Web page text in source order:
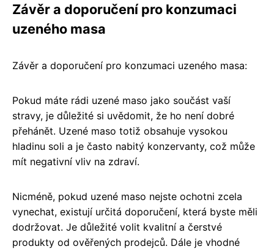
Závěr a doporučení pro konzumaci
uzeného masa
Závěr a doporučení pro konzumaci uzeného masa:
Pokud máte rádi uzené maso jako součást vaší
stravy, je důležité si uvědomit, že ho není dobré
přehánět. Uzené maso totiž obsahuje vysokou
hladinu soli a je často nabitý konzervanty, což může
mít negativní vliv na zdraví.
Nicméně, pokud uzené maso nejste ochotni zcela
vynechat, existují určitá doporučení, která byste měli
dodržovat. Je důležité volit kvalitní a čerstvé
produkty od ověřených prodejců. Dále je vhodné